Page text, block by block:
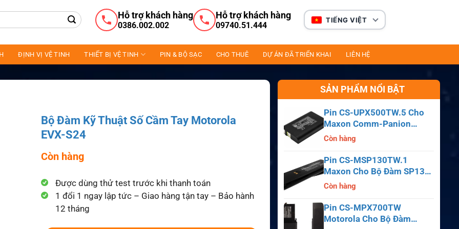
Hỗ trợ khách hàng
0386.002.002
Hỗ trợ khách hàng
09740.51.444
TIẾNG VIỆT
ĐỊNH VỊ VỆ TINH THIẾT BỊ VỆ TINH PIN & BỘ SẠC CHO THUÊ DỰ ÁN ĐÃ TRIỂN KHAI LIÊN HỆ
Bộ Đàm Kỹ Thuật Số Cầm Tay Motorola
EVX-S24
Còn hàng
Được dùng thử test trước khi thanh toán
1 đổi 1 ngay lập tức – Giao hàng tận tay – Bảo hành
12 tháng
SẢN PHẨM NỔI BẬT
Pin CS-UPX500TW.5 Cho
Maxon Comm-Panion
CP0150, CP0511, CP0515
Còn hàng
Pin CS-MSP130TW.1
Maxon Cho Bộ Đàm SP130,
SP140, SP150, SL55
Còn hàng
Pin CS-MPX700TW
Motorola Cho Bộ Đàm